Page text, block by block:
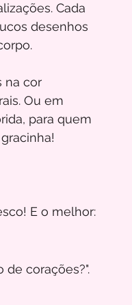
Cada
desenhos
na cor
Ou em
para quem
E o melhor:
de corações?".